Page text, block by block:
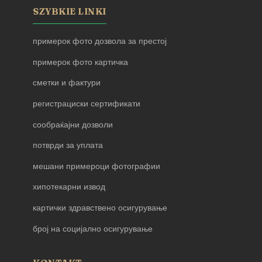
SZYBKIE LINKI
примерок фото дозвола за престој
примерок фото картичка
сметки и фактури
регистрациски сертификати
сообраќајни дозволи
потврди за уплата
мешани примероци фотографии
хипотекарни извод
картички здравствено осигурување
број на социјално осигурување